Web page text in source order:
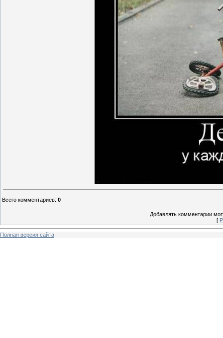
Всего комментариев: 0
Добавлять комментарии
[
Полная версия сайта